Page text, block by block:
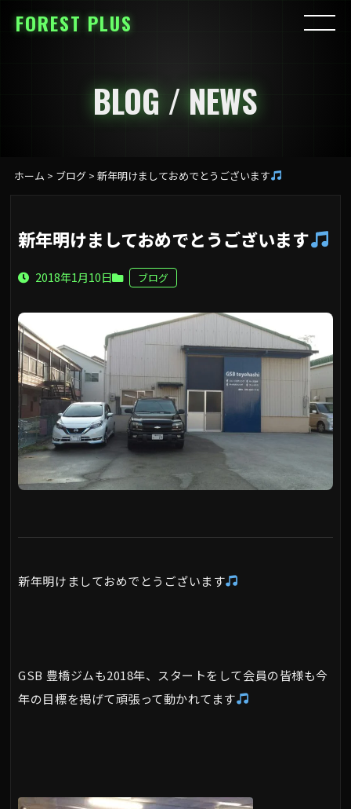
FOREST PLUS
BLOG / NEWS
ホーム > ブログ> 新年明けましておめでとうございます
新年明けましておめでとうございます
2018年1月10日 ブログ
新年明けましておめでとうございます
GSB 豊橋ジムも2018年、スタートをして会員の皆様も今
年の目標を掲げて頑張って動かれてます